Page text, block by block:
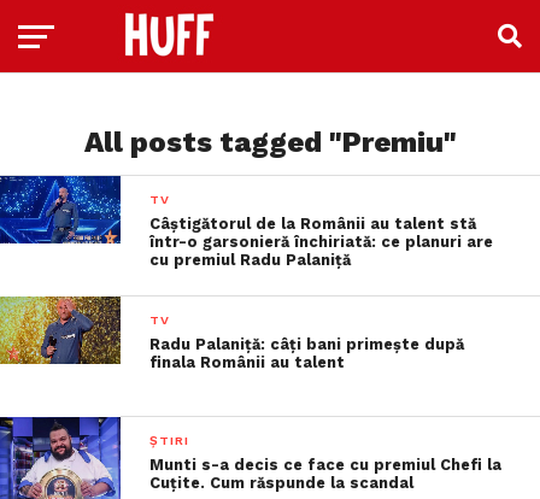
All posts tagged "Premiu"
TV
Câștigătorul de la Românii au talent stă
într-o garsonieră închiriată: ce planuri are
cu premiul Radu Palaniță
TV
Radu Palaniță: câți bani primește după
finala Românii au talent
ȘTIRI
Munti s-a decis ce face cu premiul Chefi la
Cuțite. Cum răspunde la scandal